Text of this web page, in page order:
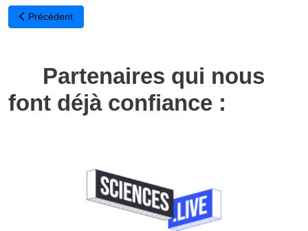
Article précédent : Utilisateurs d'adblock : vous pouvez nous aider
Précédent
Partenaires qui nous
font déjà confiance :